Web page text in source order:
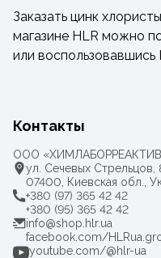
Заказать цинк
магазине HLR можно
или воспользовавшись
Контакты
ООО
ул. Сечевых Стрельцов,
07400, Киевская обл.,
+380 (97) 365 42 42
+380 (95) 365 42 42
info@shop.hlr.ua
facebook.com/
youtube.com/@hlr-ua